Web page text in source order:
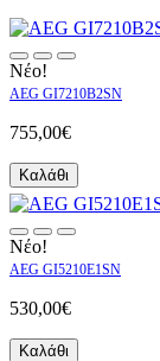
Νέο!
AEG GI7210B2SN
755,00€
Καλάθι
Νέο!
AEG GI5210E1SN
530,00€
Καλάθι